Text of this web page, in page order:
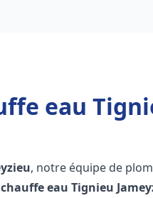
eau
, notre équipe de
eau Tignieu